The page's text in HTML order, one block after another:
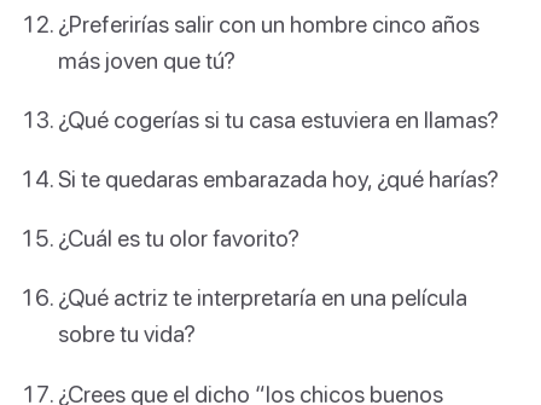
¿Preferirías salir con un hombre cinco años
más joven que tú?
¿Qué cogerías si tu casa estuviera en llamas?
Si te quedaras embarazada hoy, ¿qué harías?
¿Cuál es tu olor favorito?
¿Qué actriz te interpretaría en una película
sobre tu vida?
¿Crees que el dicho “los chicos buenos